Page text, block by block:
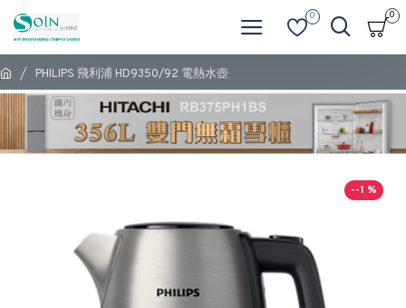
0 0
PHILIPS 飛利浦 HD9350/92 電熱水壺
--1 %